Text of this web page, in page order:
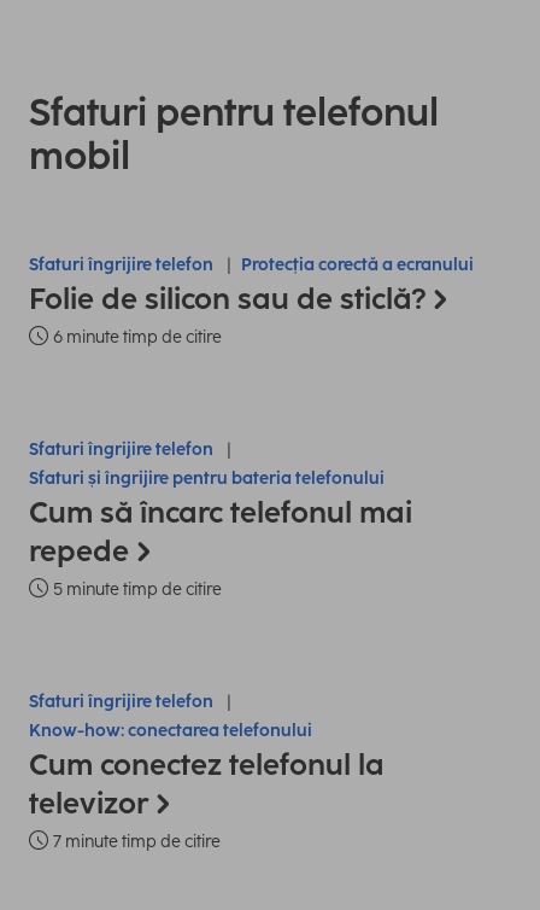
Sfaturi pentru telefonul
mobil
Sfaturi îngrijire telefon Protecția corectă a ecranului
Folie de silicon sau de sticlă?
6 minute timp de citire
Sfaturi îngrijire telefon
Sfaturi și îngrijire pentru bateria telefonului
Cum să încarc telefonul mai
repede
5 minute timp de citire
Sfaturi îngrijire telefon
Know-how: conectarea telefonului
Cum conectez telefonul la
televizor
7 minute timp de citire